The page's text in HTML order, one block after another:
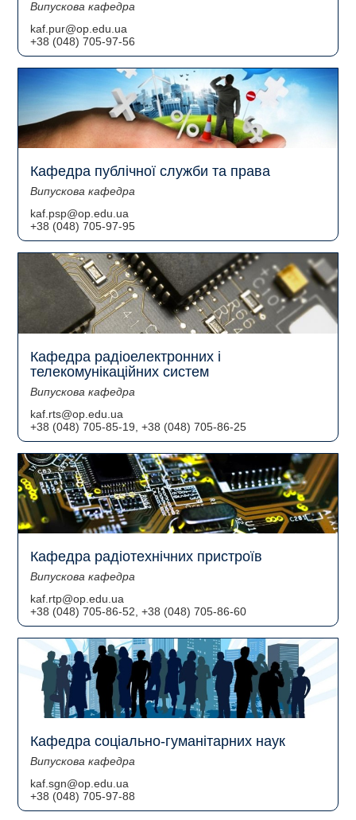
Випускова кафедра
kaf.pur@op.edu.ua
+38 (048) 705-97-56
Кафедра публічної служби та права
Випускова кафедра
kaf.psp@op.edu.ua
+38 (048) 705-97-95
Кафедра радіоелектронних і
телекомунікаційних систем
Випускова кафедра
kaf.rts@op.edu.ua
+38 (048) 705-85-19, +38 (048) 705-86-25
Кафедра радіотехнічних пристроїв
Випускова кафедра
kaf.rtp@op.edu.ua
+38 (048) 705-86-52, +38 (048) 705-86-60
Кафедра соціально-гуманітарних наук
Випускова кафедра
kaf.sgn@op.edu.ua
+38 (048) 705-97-88